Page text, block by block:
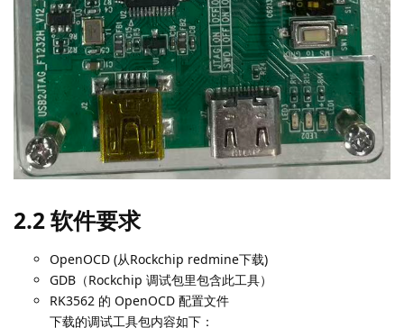
2.2 软件要求
OpenOCD (从Rockchip redmine下载)
GDB（Rockchip 调试包里包含此工具）
RK3562 的 OpenOCD 配置文件
下载的调试工具包内容如下：